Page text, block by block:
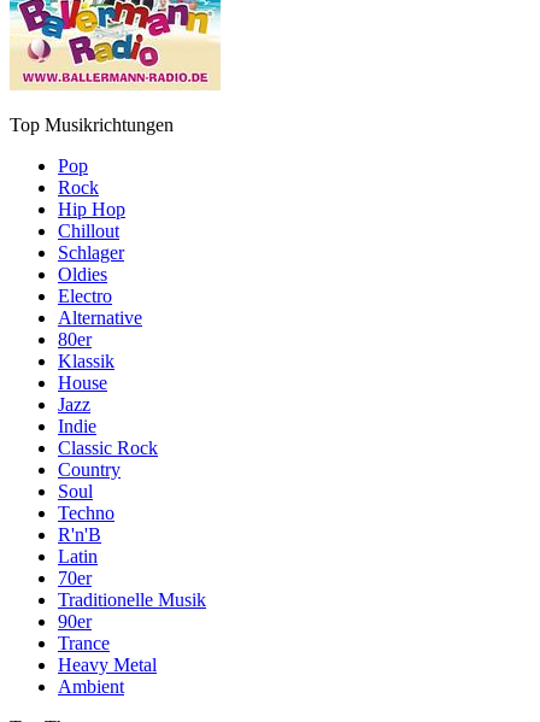
Top Musikrichtungen
Pop
Rock
Hip Hop
Chillout
Schlager
Oldies
Electro
Alternative
80er
Klassik
House
Jazz
Indie
Classic Rock
Country
Soul
Techno
R'n'B
Latin
70er
Traditionelle Musik
90er
Trance
Heavy Metal
Ambient